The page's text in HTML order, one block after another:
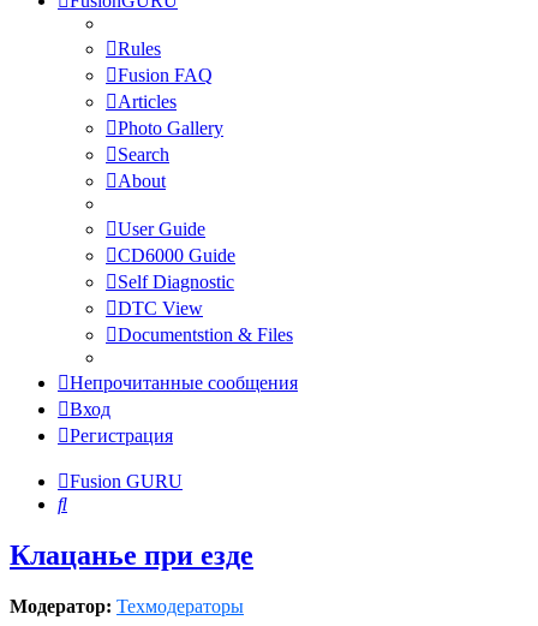
Rules
Fusion FAQ
Articles
Photo Gallery
Search
About
User Guide
CD6000 Guide
Self Diagnostic
DTC View
Documentstion & Files
Непрочитанные сообщения
Вход
Регистрация
Fusion GURU
Поиск
Клацанье при езде
Модератор: Техмодераторы